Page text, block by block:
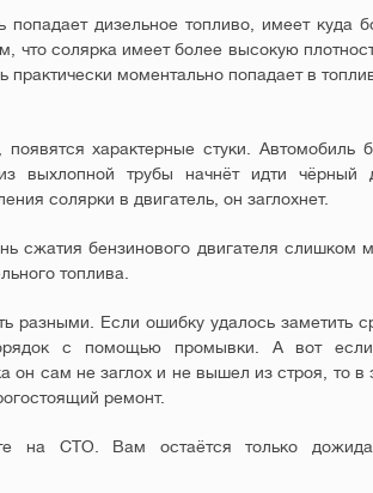
попадает дизельное топливо, имеет куда
что солярка имеет более высокую
моментально попадает в
характерные стуки. Автомобиль
выхлопной трубы начнёт идти чёрный
солярки в двигатель, он заглохнет.
сжатия бензинового двигателя слишком
топлива.
разными. Если ошибку удалось заметить
с помощью промывки. А вот
он сам не заглох и не вышел из строя, то в
ремонт.
на СТО. Вам остаётся только